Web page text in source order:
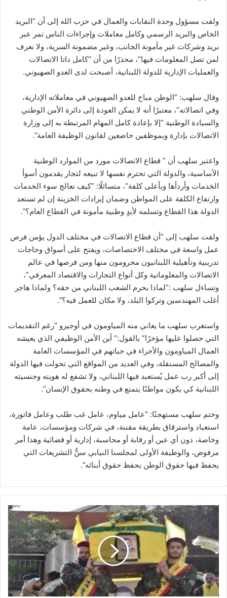
ولفت مسؤول وحدة النقابات والعمال في حزب الله إلى أن “البريد
الخاص والبريد الرسمي وكامل معاملات وإجراءات الناس تمر عبر
بريد وشركات غير مأمونة الجانب، وغير مضمونة السرية، ولا نعرف
لمن تصل المعلومات فيها”، محذرًا من أن “كامل داتا الاتصالات
والعمليات الإدارية للدولة اللبنانية، أصبحت لدى العدو الصهيوني.
وقال سلهب: “الوطن مباح للعدو الصهيوني في معاملاته الإدارية،
وفي اتصالاته”، معتبرًا أنه لا يمكن العودة إلى دائرة الأمن الوطني
والسيادة الوطنية “إلا بإعادة كامل المهام المرتبطة به إلى وزارة
الاتصالات بإدارة وبموظفين خاضعين لقانون الوظيفة العامة”.
واعتبر سلهب أن ” قطاع الاتصالات مورد من الموارد الوطنية
الأساسية، والدولة التي تحترم نفسها لا تبيعه لتجار يقدمون أسوأ
الخدمات وأردأها وبأعلى كلفة”، متسائلًا: “كيف نعالج سوء الخدمات
وارتفاع الكلفة على المواطن وضمان إيرادات الخزينة إن لم تستعد
الدولة هذا القطاع وتسلمه لأيدٍ وطنية مأمونة في القطاع العام؟”.
ولفت سلهب إلى “أن قطاع الاتصالات في مختلف الدول يؤمن فرص
عمل واسعة في مختلف الاختصاصات، ويفتح على أسواق وحاجات
تدريبية وتأهيلية اللبنانيون محرومون منها ومن فرصها في عالم
الاتصالات والمعلوماتية وكل أنواع التجارات والاقتصاد المعرفي”،
وتساءل سلهب :”لماذا يحرم الشعب اللبناني من حقه؟ ولماذا هاجر
أغلب المهندسين وتركوا البلد، ولا مكان للعمل فيه؟”.
واستغرب سلهب ما يعاني منه المياومون في أوجيرو “رغم التقديمات
التي حصلوا عليها مؤخرًا” بالقول:” أين الأمن الوظيفي الذي يعيشه
العمال المياومون والأجراء في حياتهم في المؤسسات العامة
والمصالح المستقلة، وفي العديد من المواقع التي تحولت فيها الدولة
إلى أكبر رب عمل يُستعبد فيها اللبناني، ولا تشفع له هويته وجنسيته
اللبنانية كي يكون مواطنًا يتمتع في وطنه بحقوق الإنسان”.
وختم سلهب مستهجنًا: “عامل مياوم، عامل غب طلب وعامل فاتورة،
استعباد واسترقاق بطريقة مقننة، في شركات ومؤسسات، عامة
وخاصة، دون أي عين أو رقابة أو محاسبة، إدارية أو قضائية وهذا أمر
مرفوض، والوظيفة الأولى لمجلسنا النيابي سنُّ التشريعات التي
يحفظ فيها حقوق الوطن بحفظ حقوق أبنائه”.
ز
ا
ل
ه
يُ
ش